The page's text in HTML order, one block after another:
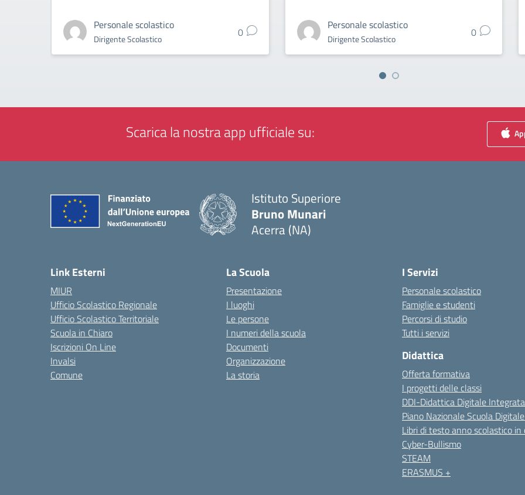
Personale scolastico
Dirigente Scolastico 0
Personale scolastico
Dirigente Scolastico 0
Scarica la nostra app ufficiale su:
Istituto Superiore
Bruno Munari
Acerra (NA)
Link Esterni
MIUR
Ufficio Scolastico Regionale
Ufficio Scolastico Territoriale
Scuola in Chiaro
Iscrizioni On Line
Invalsi
Comune
La Scuola
Presentazione
I luoghi
Le persone
I numeri della scuola
Documenti
Organizzazione
La storia
I Servizi
Personale scolastico
Famiglie e studenti
Percorsi di studio
Tutti i servizi
Didattica
Offerta formativa
I progetti delle classi
DDI-Didattica Digitale Integrata
Piano Nazionale Scuola
Libri di testo anno scolastico in
Cyber-Bullismo
STEAM
ERASMUS +